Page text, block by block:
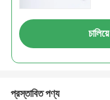
চালিয়ে
প্রস্তাবিত পণ্য